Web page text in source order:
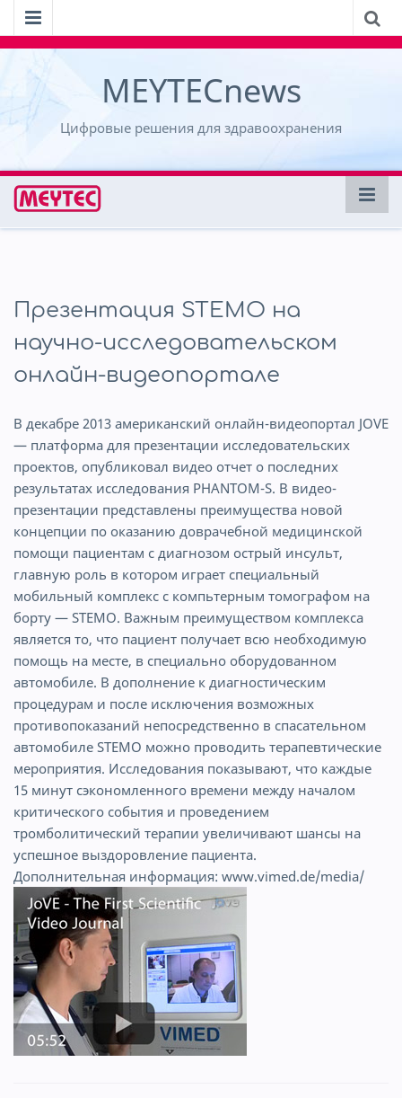
MEYTECnews
Цифровые решения для здравоохранения
Презентация STEMO на
научно-исследовательском
онлайн-видеопортале
В декабре 2013 американский онлайн-видеопортал JOVE
— платформа для презентации исследовательских
проектов, опубликовал видео отчет о последних
результатах исследования PHANTOM-S. В видео-
презентации представлены преимущества новой
концепции по оказанию доврачебной медицинской
помощи пациентам с диагнозом острый инсульт,
главную роль в котором играет специальный
мобильный комплекс с компьтерным томографом на
борту — STEMO. Важным преимуществом комплекса
является то, что пациент получает всю необходимую
помощь на месте, в специально оборудованном
автомобиле. В дополнение к диагностическим
процедурам и после исключения возможных
противопоказаний непосредственно в спасательном
автомобиле STEMO можно проводить терапевтические
мероприятия. Исследования показывают, что каждые
15 минут сэкономленного времени между началом
критического события и проведением
тромболитический терапии увеличивают шансы на
успешное выздоровление пациента.
Дополнительная информация: www.vimed.de/media/